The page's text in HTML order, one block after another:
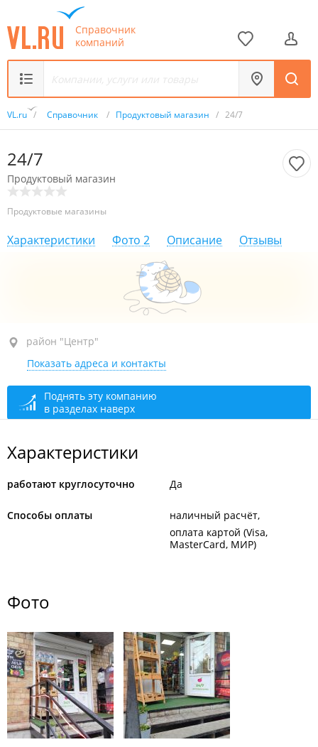
Справочник
компаний
VL.ru / Справочник / Продуктовый магазин / 24/7
24/7
Продуктовый магазин
Продуктовые магазины
Характеристики Фото 2 Описание Отзывы
район "Центр", ул. Посьетская, 40
1-й этаж
круглосуточно
район "Центр"
Показать адреса и контакты
Поднять эту компанию
в разделах наверх
Характеристики
работают круглосуточно Да
Способы оплаты
наличный расчёт
оплата картой (Visa,
MasterCard, МИР)
Фото